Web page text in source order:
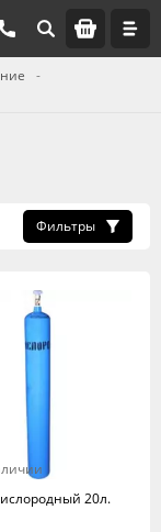
Фильтры
20л.